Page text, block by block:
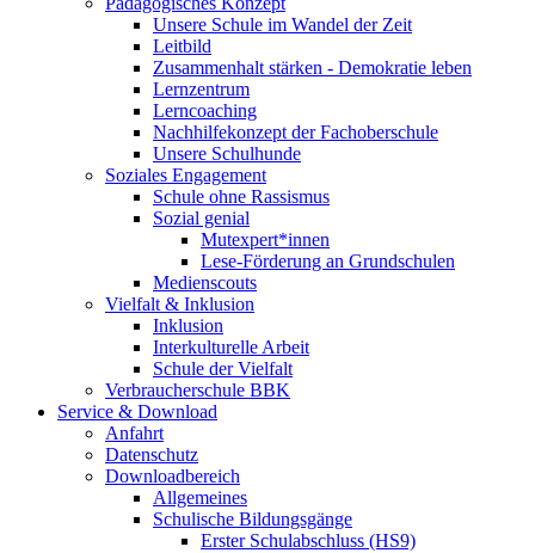
Unsere Schule im Wandel der Zeit
Leitbild
Zusammenhalt stärken - Demokratie leben
Lernzentrum
Lerncoaching
Nachhilfekonzept der Fachoberschule
Unsere Schulhunde
Soziales Engagement
Schule ohne Rassismus
Sozial genial
Mutexpert*innen
Lese-Förderung an Grundschulen
Medienscouts
Vielfalt & Inklusion
Inklusion
Interkulturelle Arbeit
Schule der Vielfalt
Verbraucherschule BBK
Service & Download
Anfahrt
Datenschutz
Downloadbereich
Allgemeines
Schulische Bildungsgänge
Erster Schulabschluss (HS9)